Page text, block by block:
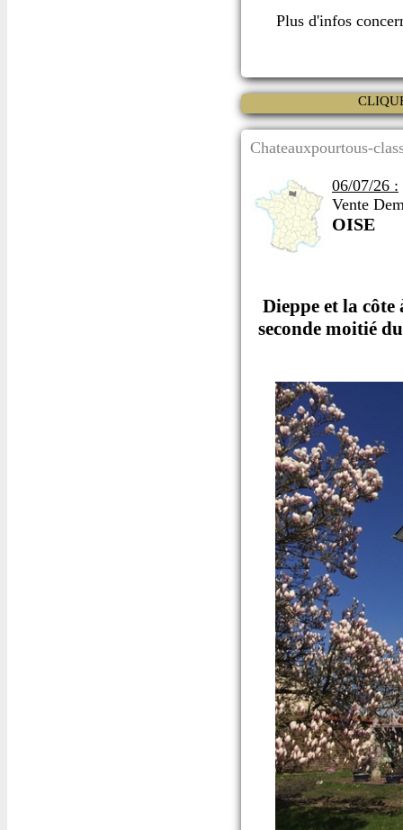
Plus d'infos
Chateauxpourtous-
06/07/26 :
Vente
OISE
Dieppe et la côte
seconde moitié